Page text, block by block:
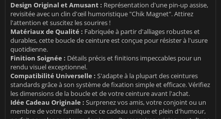
Design Original et Amusant : Représentation d'une pin-up assise,
revisitée avec un clin d'œil humoristique "Chik Magnet". Attirez
l'attention et suscitez les sourires !
Matériaux de Qualité : Fabriquée à partir d'alliages robustes et
durables, cette boucle de ceinture est conçue pour résister à l'usure
quotidienne.
Finition Soignée : Détails précis et finitions impeccables pour un
rendu visuel exceptionnel.
Compatibilité Universelle : S'adapte à la plupart des ceintures
standards grâce à son système de fixation simple et efficace. Vérifiez
les dimensions de la boucle et de votre ceinture avant l'achat.
Idée Cadeau Originale : Surprenez vos amis, votre conjoint ou un
membre de votre famille avec ce cadeau unique et plein d'humour,